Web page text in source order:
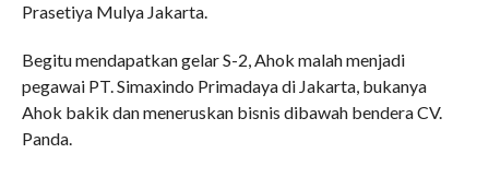
Prasetiya Mulya Jakarta.
Begitu mendapatkan gelar S-2, Ahok malah menjadi
pegawai PT. Simaxindo Primadaya di Jakarta, bukanya
Ahok bakik dan meneruskan bisnis dibawah bendera CV.
Panda.